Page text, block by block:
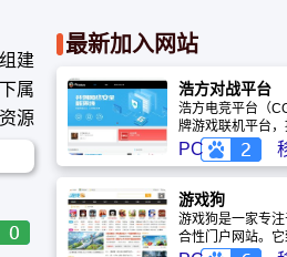
建
属
源
最新加入网站
浩方对战平台
浩方电竞平台（
牌游戏联机平台，
War3、星际争霸
定联机服务。重
岁月，找回当年
最新CGA电竞赛
游入口，致敬中
代。
PC
游戏狗
游戏狗是一家专
合性门户网站。